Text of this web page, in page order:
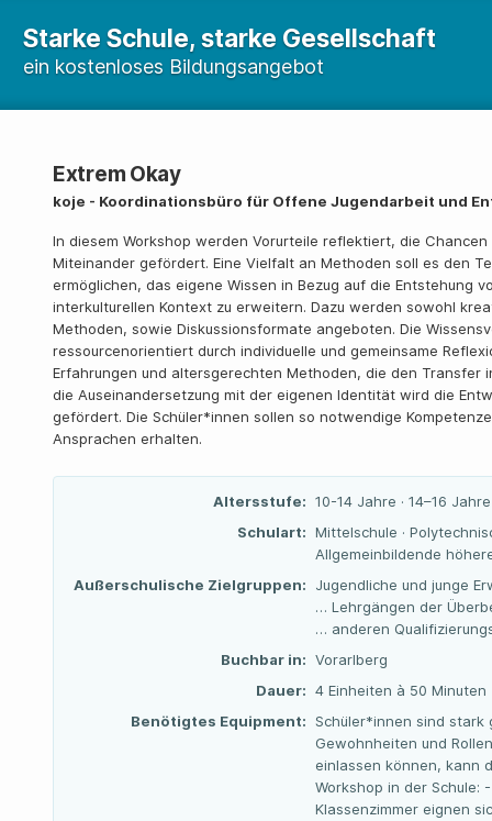
Starke Schule, starke Gesellschaft
ein kostenloses Bildungsangebot
Extrem Okay
koje - Koordinationsbüro für Offene Jugendarbeit und
In diesem Workshop werden Vorurteile reflektiert, die
Miteinander gefördert. Eine Vielfalt an Methoden soll es den
ermöglichen, das eigene Wissen in Bezug auf die Entstehung
interkulturellen Kontext zu erweitern. Dazu werden sowohl
Methoden, sowie Diskussionsformate angeboten. Die
ressourcenorientiert durch individuelle und gemeinsame
Erfahrungen und altersgerechten Methoden, die den Transfer
die Auseinandersetzung mit der eigenen Identität wird die
gefördert. Die Schüler*innen sollen so notwendige
Ansprachen erhalten.
Altersstufe: 10-14 Jahre · 14–16
Schulart: Mittelschule ·
Allgemeinbildende
Außerschulische Zielgruppen:
Jugendliche und junge
… Lehrgängen der
… anderen
Buchbar in: Vorarlberg
Dauer: 4 Einheiten à 50 Minuten
Benötigtes Equipment: Schüler*innen sind stark
Gewohnheiten und
einlassen können, kann
Workshop in der Schule:
Klassenzimmer eignen